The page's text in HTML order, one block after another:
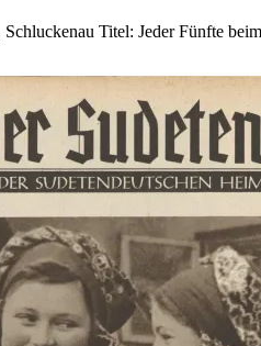
Titel: Jeder Fünfte